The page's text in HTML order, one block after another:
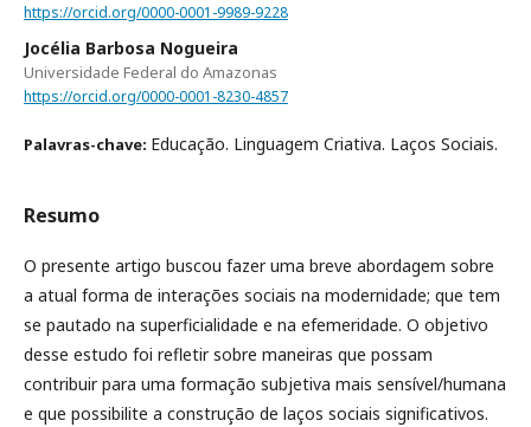
https://orcid.org/0000-0001-9989-9228
Jocélia Barbosa Nogueira
Universidade Federal do Amazonas
https://orcid.org/0000-0001-8230-4857
Palavras-chave: Educação. Linguagem Criativa. Laços Sociais.
Resumo
O presente artigo buscou fazer uma breve abordagem sobre
a atual forma de interações sociais na modernidade; que tem
se pautado na superficialidade e na efemeridade. O objetivo
desse estudo foi refletir sobre maneiras que possam
contribuir para uma formação subjetiva mais sensível/humana
e que possibilite a construção de laços sociais significativos.